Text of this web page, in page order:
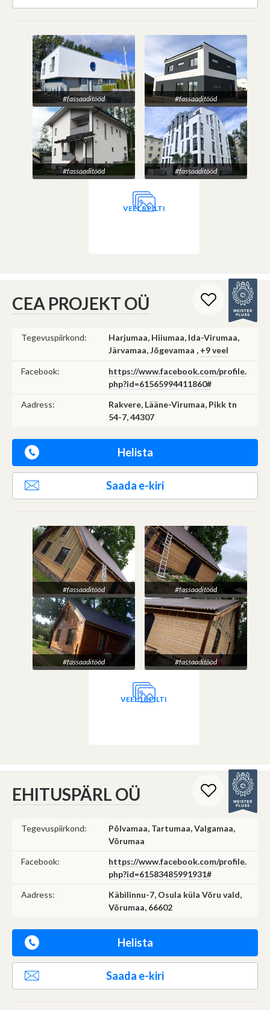
#fassaaditööd #fassaaditööd
#fassaaditööd #fassaaditööd
VEEL 8 PILTI
CEA PROJEKT OÜ
Tegevuspiirkond:
Harjumaa, Hiiumaa, Ida-Virumaa,
Järvamaa, Jõgevamaa , +9 veel
Facebook:
https://www.facebook.com/profile.
php?id=61565994411860#
Aadress:
Rakvere, Lääne-Virumaa, Pikk tn
54-7, 44307
Helista
Saada e-kiri
#fassaaditööd #fassaaditööd
#fassaaditööd #fassaaditööd
VEEL 18 PILTI
EHITUSPÄRL OÜ
Tegevuspiirkond:
Põlvamaa, Tartumaa, Valgamaa,
Võrumaa
Facebook:
https://www.facebook.com/profile.
php?id=61583485991931#
Aadress:
Käbilinnu-7, Osula küla Võru vald,
Võrumaa, 66602
Helista
Saada e-kiri